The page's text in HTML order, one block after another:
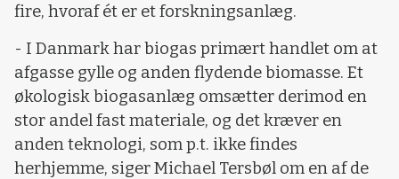
fire, hvoraf ét er et forskningsanlæg.
- I Danmark har biogas primært handlet om at
afgasse gylle og anden flydende biomasse. Et
økologisk biogasanlæg omsætter derimod en
stor andel fast materiale, og det kræver en
anden teknologi, som p.t. ikke findes
herhjemme, siger Michael Tersbøl om en af de